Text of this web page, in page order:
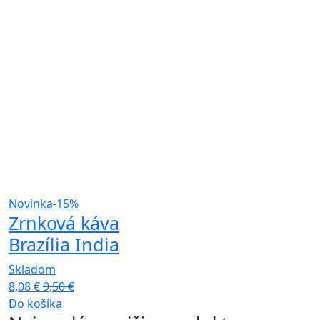
Novinka-15%
Zrnková káva
Brazília India
Skladom
8,08€9,50€
Do košíka